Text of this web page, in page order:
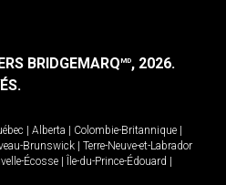
BRIDGEMARQMD, 2026.
Alberta Colombie-Britannique
Brunswick
Terre-Neuve-et-Labrador
Écosse Île-du-Prince-Édouard